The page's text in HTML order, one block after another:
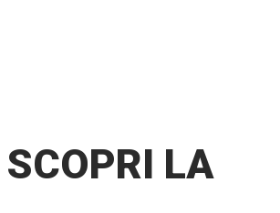
SCOPRI LA